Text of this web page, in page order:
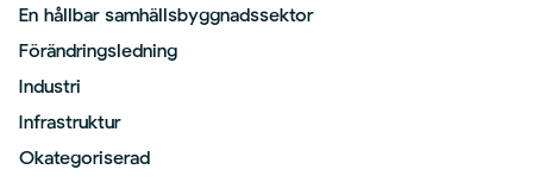
En hållbar samhällsbyggnadssektor
Förändringsledning
Industri
Infrastruktur
Okategoriserad